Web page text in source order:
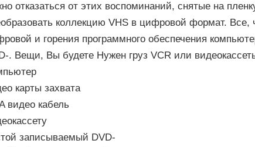
отказаться от этих воспоминаний, снятые на
коллекцию VHS в цифровой формат. Все,
и горения программного обеспечения
. Вещи, Вы будете Нужен груз VCR или
карты захвата
видео кабель
записываемый DVD-